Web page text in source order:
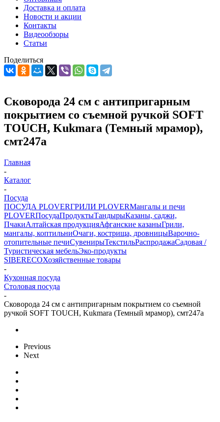
Доставка и оплата
Новости и акции
Контакты
Видеообзоры
Статьи
Поделиться
Сковорода 24 см с антипригарным
покрытием со съемной ручкой SOFT
TOUCH, Kukmara (Темный мрамор),
смт247а
Главная
-
Каталог
-
Посуда
ПОСУДА PLOVERГРИЛИ PLOVERМангалы и печи
PLOVERПосудаПродуктыТандырыКазаны, саджи,
ПчакиАлтайская продукцияАфганские казаныГрили,
мангалы, коптильниОчаги, кострища, дровницыВарочно-
отопительные печиСувенирыТекстильРаспродажаСадовая /
Туристическая мебельЭко-продукты
SIBERECOХозяйственные товары
-
Кухонная посуда
Столовая посуда
-
Сковорода 24 см с антипригарным покрытием со съемной
ручкой SOFT TOUCH, Kukmara (Темный мрамор), смт247а
Previous
Next